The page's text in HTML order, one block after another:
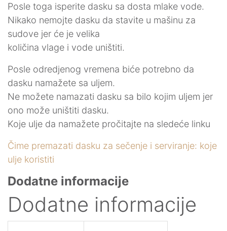
Posle toga isperite dasku sa dosta mlake vode.
Nikako nemojte dasku da stavite u mašinu za
sudove jer će je velika
količina vlage i vode uništiti.
Posle odredjenog vremena biće potrebno da
dasku namažete sa uljem.
Ne možete namazati dasku sa bilo kojim uljem jer
ono može uništiti dasku.
Koje ulje da namažete pročitajte na sledeće linku
Čime premazati dasku za sečenje i serviranje: koje
ulje koristiti
Dodatne informacije
Dodatne informacije